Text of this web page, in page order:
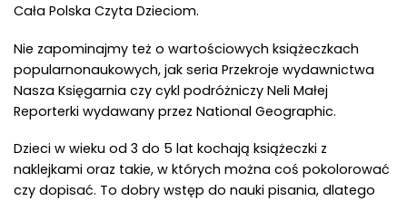
Cała Polska Czyta Dzieciom.
Nie zapominajmy też o wartościowych książeczkach
popularnonaukowych, jak seria Przekroje wydawnictwa
Nasza Księgarnia czy cykl podróżniczy Neli Małej
Reporterki wydawany przez National Geographic.
Dzieci w wieku od 3 do 5 lat kochają książeczki z
naklejkami oraz takie, w których można coś pokolorować
czy dopisać. To dobry wstęp do nauki pisania, dlatego